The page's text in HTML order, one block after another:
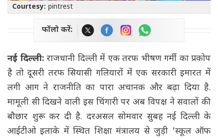
Courtesy: pintrest
फॉलो करें:
नई दिल्ली: राजधानी दिल्ली में एक तरफ भीषण गर्मी का प्रकोप
है तो दूसरी तरफ सियासी गलियारों में एक सरकारी इमारत में
लगी आग ने राजनीति का पारा अचानक और बढ़ा दिया है.
मामूली सी दिखने वाली इस चिंगारी पर अब विपक्ष ने सवालों की
बौछार शुरू कर दी है. दरअसल सोमवार सुबह नई दिल्ली के
आईटीओ इलाके में स्थित शिक्षा मंत्रालय से जुड़ी 'स्कूल ऑफ